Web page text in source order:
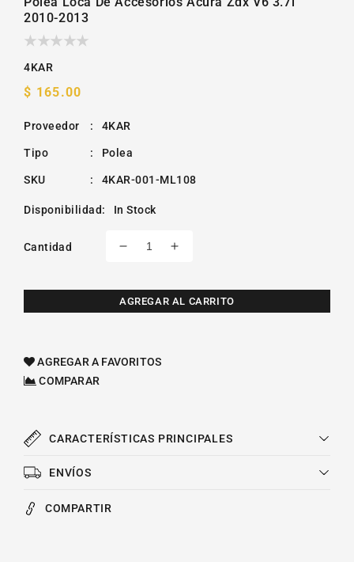
2010-2013
4KAR
Precio
$ 165.00
Proveedor : 4KAR
Tipo : Polea
SKU : 4KAR-001-ML108
Disponibilidad: In Stock
Cantidad
Reducir
para
Polea
Acura
2010-
Aumentar
para
Polea
2010-
AGREGAR AL CARRITO
AGREGAR A FAVORITOS
COMPARAR
CARACTERÍSTICAS PRINCIPALES
ENVÍOS
COMPARTIR